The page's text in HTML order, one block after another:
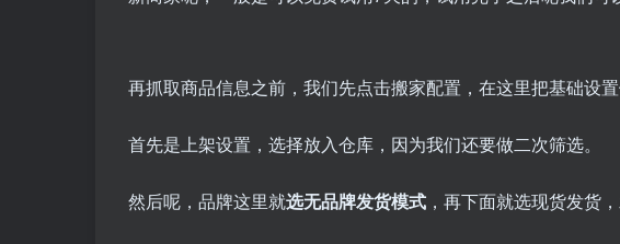
再抓取商品信息之前，我们先点击搬家配置，在这里把基础设置
首先是上架设置，选择放入仓库，因为我们还要做二次筛选。
然后呢，品牌这里就选无品牌发货模式 ，再下面就选现货发货